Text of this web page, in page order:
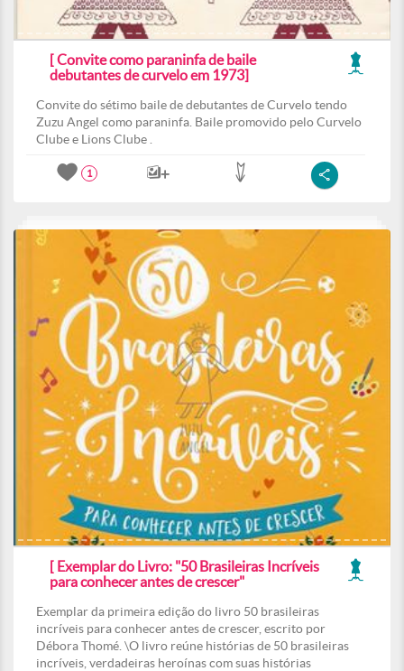
[ Convite como paraninfa de baile
debutantes de curvelo em 1973]
Convite do sétimo baile de debutantes de Curvelo tendo
Zuzu Angel como paraninfa. Baile promovido pelo Curvelo
Clube e Lions Clube .
1
[ Exemplar do Livro: "50 Brasileiras Incríveis
para conhecer antes de crescer"
Exemplar da primeira edição do livro 50 brasileiras
incríveis para conhecer antes de crescer, escrito por
Débora Thomé. \O livro reúne histórias de 50 brasileiras
incríveis, verdadeiras heroínas com suas histórias